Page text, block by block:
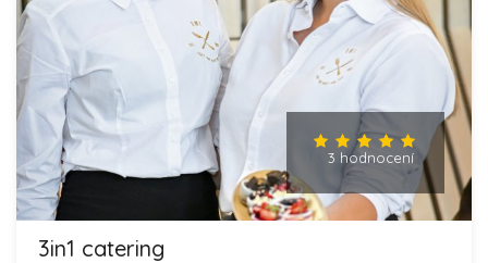
3 hodnocení
3in1 catering